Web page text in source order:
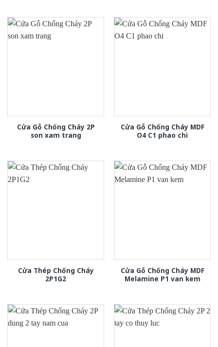
Cửa Gỗ Chống Cháy 2P
son xam trang
Cửa Gỗ Chống Cháy MDF
O4 C1 phao chi
Cửa Thép Chống Cháy
2P1G2
Cửa Gỗ Chống Cháy MDF
Melamine P1 van kem